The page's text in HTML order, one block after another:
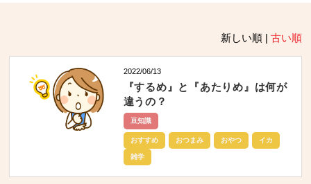
新しい順 | 古い順
2022/06/13
『するめ』と『あたりめ』は何が
違うの？
豆知識
おすすめ おつまみ おやつ イカ
雑学